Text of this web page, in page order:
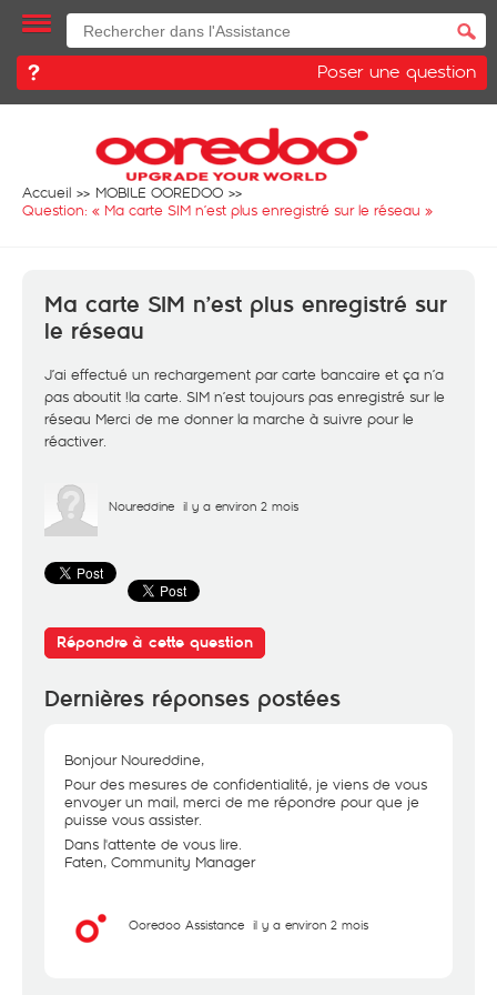
Poser une question
Accueil
MOBILE OOREDOO
Question: « Ma carte SIM n’est plus enregistré sur le réseau »
Ma carte SIM n’est plus enregistré sur
le réseau
J’ai effectué un rechargement par carte bancaire et ça n’a
pas aboutit !la carte. SIM n’est toujours pas enregistré sur le
réseau Merci de me donner la marche à suivre pour le
réactiver.
Noureddine il y a environ 2 mois
Répondre à cette question
Dernières réponses postées
Bonjour Noureddine,
Pour des mesures de confidentialité, je viens de vous
envoyer un mail, merci de me répondre pour que je
puisse vous assister.
Dans l'attente de vous lire.
Faten, Community Manager
Ooredoo Assistance il y a environ 2 mois